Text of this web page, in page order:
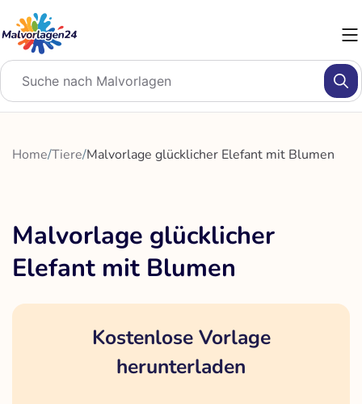
Inhalt
springen
Home/Tiere/Malvorlage glücklicher Elefant mit Blumen
Malvorlage glücklicher
Elefant mit Blumen
Kostenlose Vorlage
herunterladen